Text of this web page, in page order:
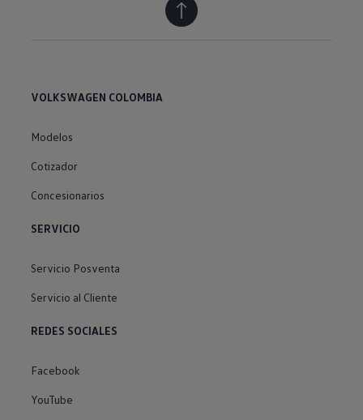
VOLKSWAGEN COLOMBIA
Modelos
Cotizador
Concesionarios
SERVICIO
Servicio Posventa
Servicio al Cliente
REDES SOCIALES
Facebook
YouTube